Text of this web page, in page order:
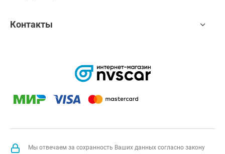
Контакты
Мы отвечаем за сохранность Ваших данных согласно закону